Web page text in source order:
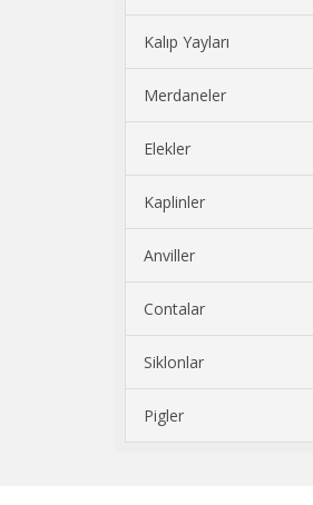
Kalıp Yayları
Merdaneler
Elekler
Kaplinler
Anviller
Contalar
Siklonlar
Pigler